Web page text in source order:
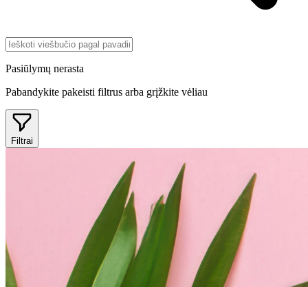
Pasiūlymų nerasta
Pabandykite pakeisti filtrus arba grįžkite vėliau
Filtrai